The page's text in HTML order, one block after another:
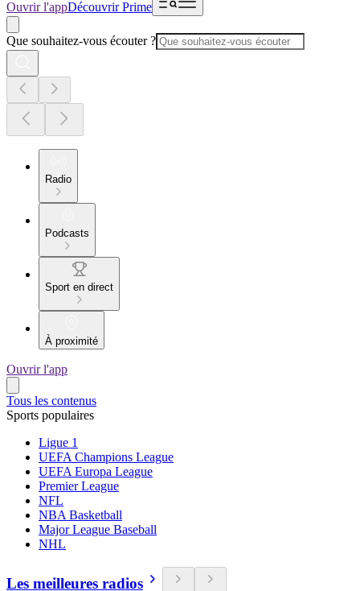
Ouvrir l'appDécouvrir Prime
Que souhaitez-vous écouter ?
Radio
Podcasts
Sport en direct
À proximité
Ouvrir l'app
Tous les contenus
Sports populaires
Ligue 1
UEFA Champions League
UEFA Europa League
Premier League
NFL
NBA Basketball
Major League Baseball
NHL
Les meilleures radios